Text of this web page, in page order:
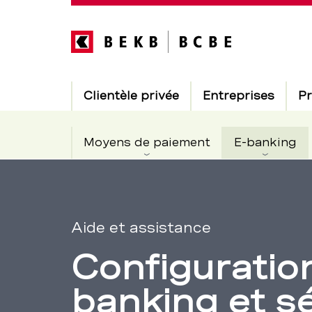
assistance:
Hauptnavigation
Clientèle privée Entreprises
Moyens de paiement E-banking
navigation
service
Aide et assistance
banking et